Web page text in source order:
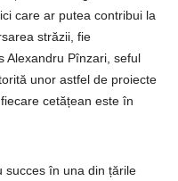
care ar putea contribui la
străzii, fie
Alexandru Pînzari, seful
unor astfel de proiecte
cetățean este în
succes în una din țările